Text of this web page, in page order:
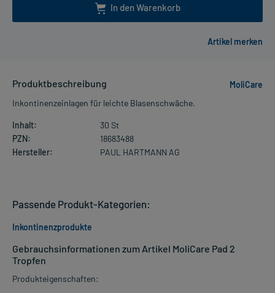
In den Warenkorb
Produktbeschreibung
MoliCare
Inkontinenzeinlagen für leichte Blasenschwäche.
Inhalt:
30 St
PZN:
18683488
Hersteller:
PAUL HARTMANN AG
Gebrauchsinformationen zum Artikel MoliCare Pad 2
Tropfen
Produkteigenschaften:
Passende Produkt-Kategorien:
Inkontinenzprodukte